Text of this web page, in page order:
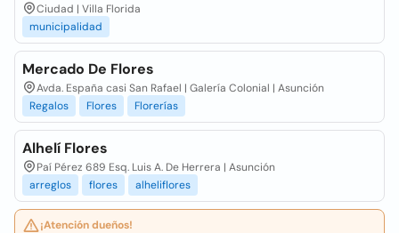
Ciudad | Villa Florida
municipalidad
Mercado De Flores
Avda. España casi San Rafael | Galería Colonial | Asunción
Regalos
Flores Florerías
Alhelí Flores
Paí Pérez 689 Esq. Luis A. De Herrera | Asunción
arreglos
flores alheliflores
¡Atención dueños!